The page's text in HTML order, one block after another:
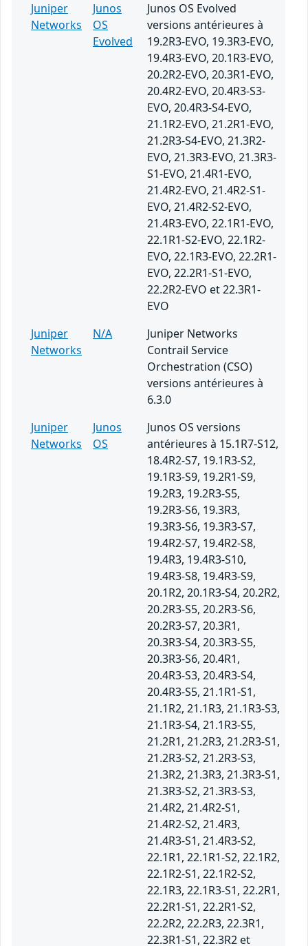
Juniper
Networks
Junos
OS
Evolved
Junos OS Evolved
versions antérieures à
19.2R3-EVO, 19.3R3-EVO,
19.4R3-EVO, 20.1R3-EVO,
20.2R2-EVO, 20.3R1-EVO,
20.4R2-EVO, 20.4R3-S3-
EVO, 20.4R3-S4-EVO,
21.1R2-EVO, 21.2R1-EVO,
21.2R3-S4-EVO, 21.3R2-
EVO, 21.3R3-EVO, 21.3R3-
S1-EVO, 21.4R1-EVO,
21.4R2-EVO, 21.4R2-S1-
EVO, 21.4R2-S2-EVO,
21.4R3-EVO, 22.1R1-EVO,
22.1R1-S2-EVO, 22.1R2-
EVO, 22.1R3-EVO, 22.2R1-
EVO, 22.2R1-S1-EVO,
22.2R2-EVO et 22.3R1-
EVO
Juniper
Networks
N/A
Juniper Networks
Contrail Service
Orchestration (CSO)
versions antérieures à
6.3.0
Juniper
Networks
Junos
OS
Junos OS versions
antérieures à 15.1R7-S12,
18.4R2-S7, 19.1R3-S2,
19.1R3-S9, 19.2R1-S9,
19.2R3, 19.2R3-S5,
19.2R3-S6, 19.3R3,
19.3R3-S6, 19.3R3-S7,
19.4R2-S7, 19.4R2-S8,
19.4R3, 19.4R3-S10,
19.4R3-S8, 19.4R3-S9,
20.1R2, 20.1R3-S4, 20.2R2,
20.2R3-S5, 20.2R3-S6,
20.2R3-S7, 20.3R1,
20.3R3-S4, 20.3R3-S5,
20.3R3-S6, 20.4R1,
20.4R3-S3, 20.4R3-S4,
20.4R3-S5, 21.1R1-S1,
21.1R2, 21.1R3, 21.1R3-S3,
21.1R3-S4, 21.1R3-S5,
21.2R1, 21.2R3, 21.2R3-S1,
21.2R3-S2, 21.2R3-S3,
21.3R2, 21.3R3, 21.3R3-S1,
21.3R3-S2, 21.3R3-S3,
21.4R2, 21.4R2-S1,
21.4R2-S2, 21.4R3,
21.4R3-S1, 21.4R3-S2,
22.1R1, 22.1R1-S2, 22.1R2,
22.1R2-S1, 22.1R2-S2,
22.1R3, 22.1R3-S1, 22.2R1,
22.2R1-S1, 22.2R1-S2,
22.2R2, 22.2R3, 22.3R1,
22.3R1-S1, 22.3R2 et